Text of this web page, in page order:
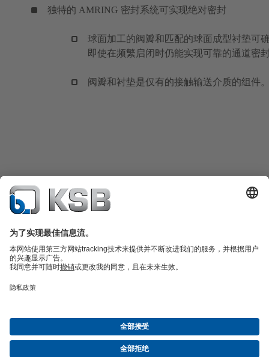
独特的 AMRING 密封系统可实现绝对密封
球面加工的阀瓣和匹配的球面成型衬垫可
即使在频繁启闭时仍能实现可靠的通道密
阀瓣和衬垫是仅有的接触输送介质的组件
产品目录备件凯士比技术服务购物车软件与技术知识
建筑技术